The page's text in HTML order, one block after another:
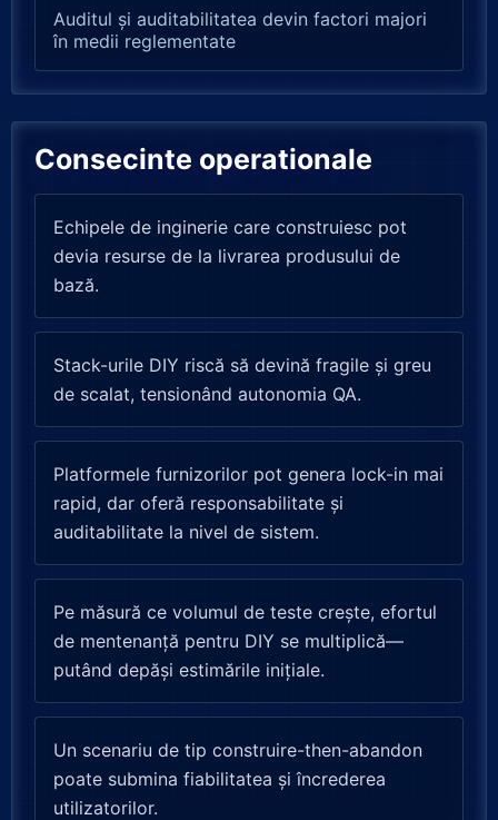
Auditul și auditabilitatea devin factori majori
în medii reglementate
Consecinte operationale
Echipele de inginerie care construiesc pot
devia resurse de la livrarea produsului de
bază.
Stack-urile DIY riscă să devină fragile și greu
de scalat, tensionând autonomia QA.
Platformele furnizorilor pot genera lock-in mai
rapid, dar oferă responsabilitate și
auditabilitate la nivel de sistem.
Pe măsură ce volumul de teste crește, efortul
de mentenanță pentru DIY se multiplică—
putând depăși estimările inițiale.
Un scenariu de tip construire-then-abandon
poate submina fiabilitatea și încrederea
utilizatorilor.